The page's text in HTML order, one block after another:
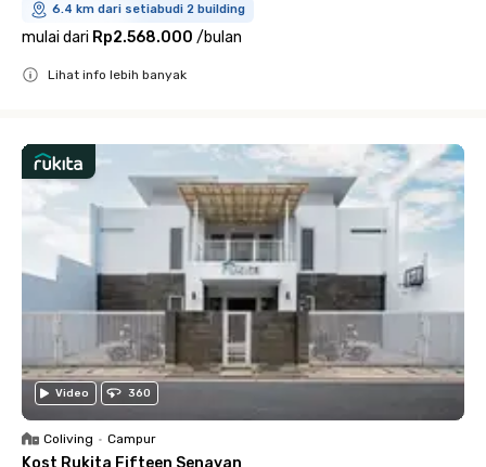
6.4 km dari setiabudi 2 building
mulai dari Rp2.568.000 /bulan
Lihat info lebih banyak
Video 360
Coliving • Campur
Kost Rukita Fifteen Senayan